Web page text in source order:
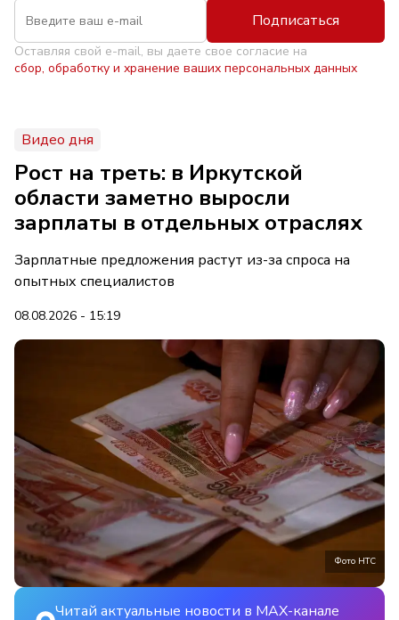
Подписаться
Оставляя свой e-mail, вы даете свое согласие на
сбор, обработку и хранение ваших персональных данных
Видео дня
Рост на треть: в Иркутской
области заметно выросли
зарплаты в отдельных отраслях
Зарплатные предложения растут из-за спроса на
опытных специалистов
08.08.2026 - 15:19
Фото НТС
Читай актуальные новости в MAX-канале